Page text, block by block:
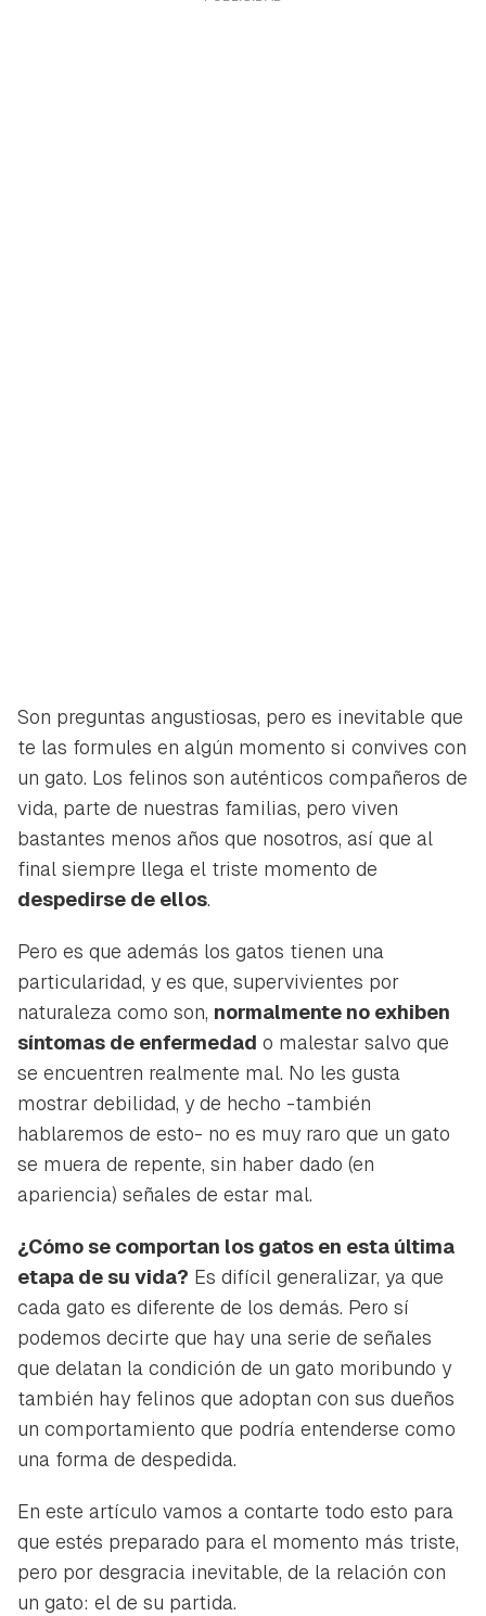
Son preguntas angustiosas, pero es inevitable que
te las formules en algún momento si convives con
un gato. Los felinos son auténticos compañeros de
vida, parte de nuestras familias, pero viven
bastantes menos años que nosotros, así que al
final siempre llega el triste momento de
despedirse de ellos.
Pero es que además los gatos tienen una
particularidad, y es que, supervivientes por
naturaleza como son, normalmente no exhiben
síntomas de enfermedad o malestar salvo que
se encuentren realmente mal. No les gusta
mostrar debilidad, y de hecho -también
hablaremos de esto- no es muy raro que un gato
se muera de repente, sin haber dado (en
apariencia) señales de estar mal.
¿Cómo se comportan los gatos en esta última
etapa de su vida? Es difícil generalizar, ya que
cada gato es diferente de los demás. Pero sí
podemos decirte que hay una serie de señales
que delatan la condición de un gato moribundo y
también hay felinos que adoptan con sus dueños
un comportamiento que podría entenderse como
una forma de despedida.
En este artículo vamos a contarte todo esto para
que estés preparado para el momento más triste,
pero por desgracia inevitable, de la relación con
un gato: el de su partida.